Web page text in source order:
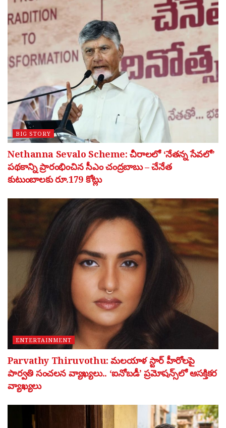
BIG STORY
Nethanna Sevalo Scheme: చీరాలలో ‘నేతన్న సేవలో’
పథకాన్ని ప్రారంభించిన సీఎం చంద్రబాబు – చేనేత
కుటుంబాలకు రూ.179 కోట్లు
ENTERTAINMENT
Parvathy Thiruvothu: మలయాళ స్టార్ హీరోలపై
పార్వతి సంచలన వ్యాఖ్యలు.. ‘ఐనోబడీ’ ప్రమోషన్స్‌లో ఆసక్తికర
వ్యాఖ్యలు